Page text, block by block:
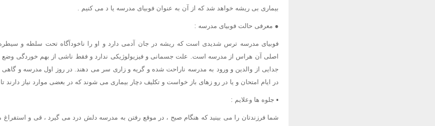
بیماری بی ریشه خواهد شد که از آن به عنوان فوبیای مدرسه یا د می کنیم .
● معرفی حالت فوبیای مدرسه :
فوبیای مدرسه ترس شدیدی است که ریشه در جان آدمی دارد و او را ناخودآگاه تحت سلطه و
اصلی آن هراس از مدرسه است. علت جسمانی و فیزیولوژیکی ندارد و فقط ناشی از بهم خوردگی
جدایی از والدین و ورود به مدرسه ناراحت شده و گریه و زاری سر می دهند. در روز اول مدرسه و گاهی
در ایام امتحان و یا در رو زهای باز خواست و تکلیف دچار بیماری می شوند که در بعضی موارد نیاز دارند
▪ جلوه ها وعلایم :
شما فرزندتان را می بینید که هنگام صبح ، در موقع رفتن به مدرسه دلش درد می گیرد ، قی و استفراغ